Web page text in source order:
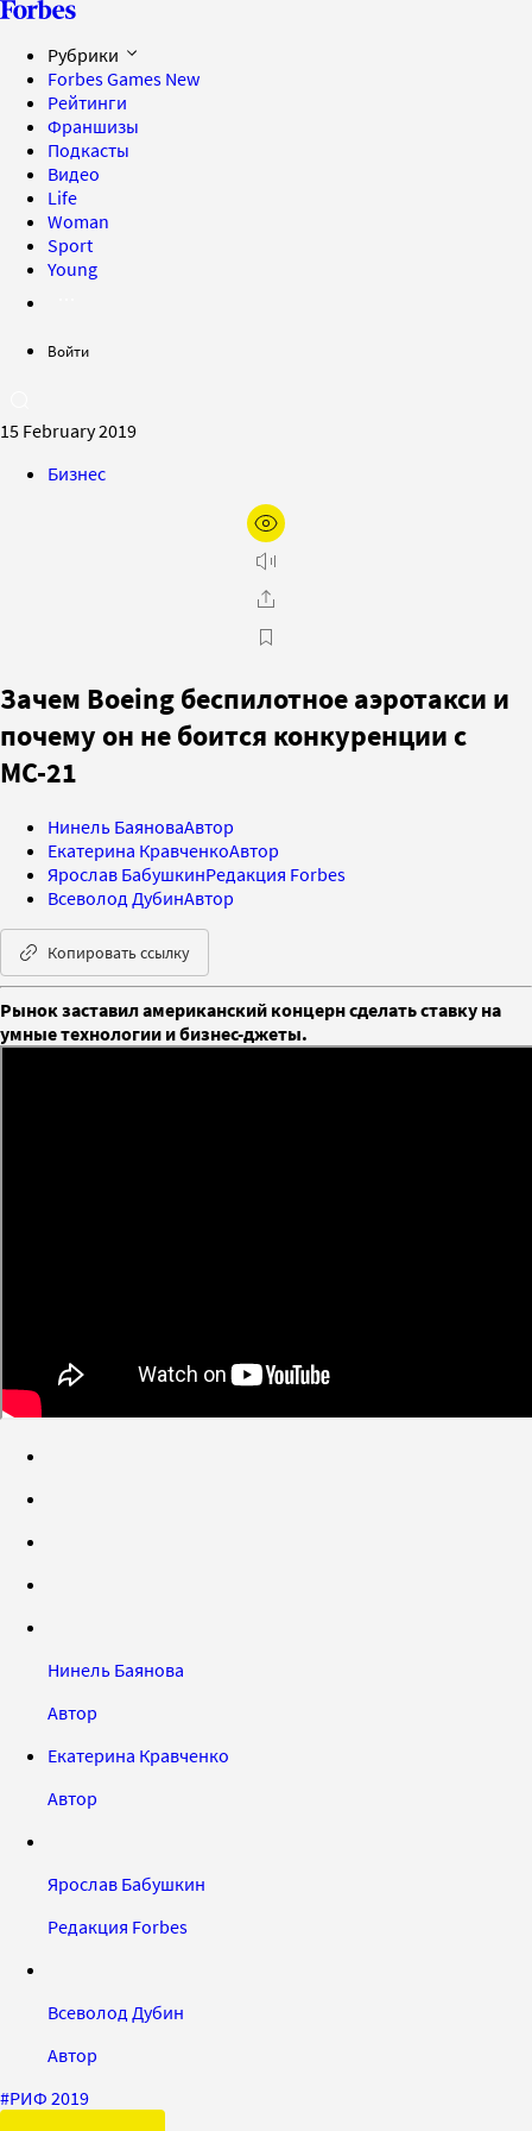
Рубрики
Forbes Games New
Рейтинги
Франшизы
Подкасты
Видео
Life
Woman
Sport
Young
Войти
15 February 2019
Бизнес
Зачем Boeing беспилотное аэротакси и
почему он не боится конкуренции с
МС-21
Нинель БаяноваАвтор
Екатерина КравченкоАвтор
Ярослав БабушкинРедакция Forbes
Всеволод ДубинАвтор
Копировать ссылку
Рынок заставил американский концерн сделать ставку на
умные технологии и бизнес-джеты.
Нинель Баянова
Автор
Екатерина Кравченко
Автор
Ярослав Бабушкин
Редакция Forbes
Всеволод Дубин
Автор
#РИФ 2019